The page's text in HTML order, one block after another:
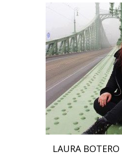
LAURA BOTERO